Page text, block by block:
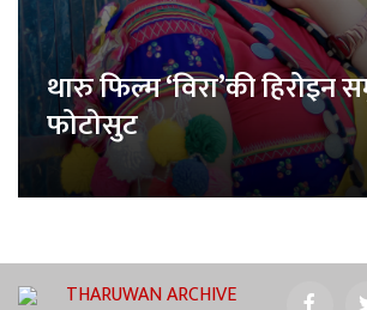
थारु फिल्म ‘विरा’की हिरोइन
फोटोसुट
THARUWAN ARCHIVE